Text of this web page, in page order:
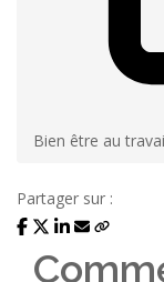
Bien être au
Partager sur :